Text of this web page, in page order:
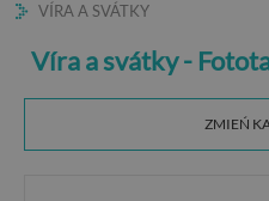
VÍRA A SVÁTKY
Víra a svátky -
ZMIEŃ